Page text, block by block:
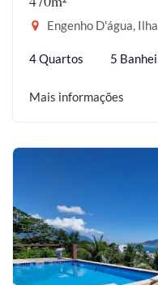
Engenho D'água,
4 Quartos 5
Mais informações